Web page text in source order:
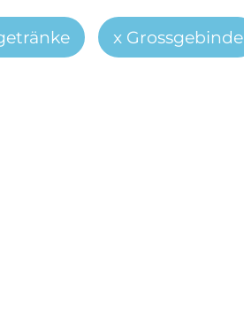
Grossgebinde